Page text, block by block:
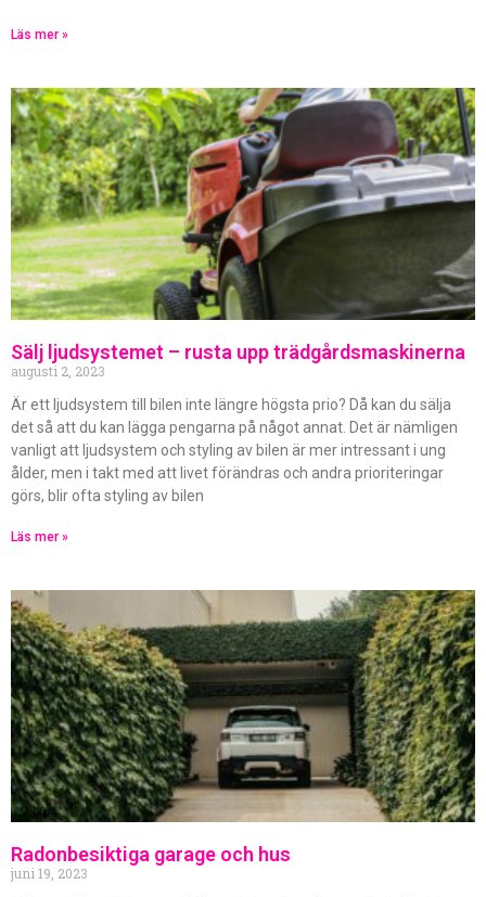
Läs mer »
Sälj ljudsystemet – rusta upp trädgårdsmaskinerna
augusti 2, 2023
Är ett ljudsystem till bilen inte längre högsta prio? Då kan du sälja
det så att du kan lägga pengarna på något annat. Det är nämligen
vanligt att ljudsystem och styling av bilen är mer intressant i ung
ålder, men i takt med att livet förändras och andra prioriteringar
görs, blir ofta styling av bilen
Läs mer »
Radonbesiktiga garage och hus
juni 19, 2023